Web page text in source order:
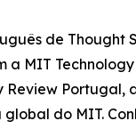
de Thought
a MIT
Review Portugal,
do MIT.